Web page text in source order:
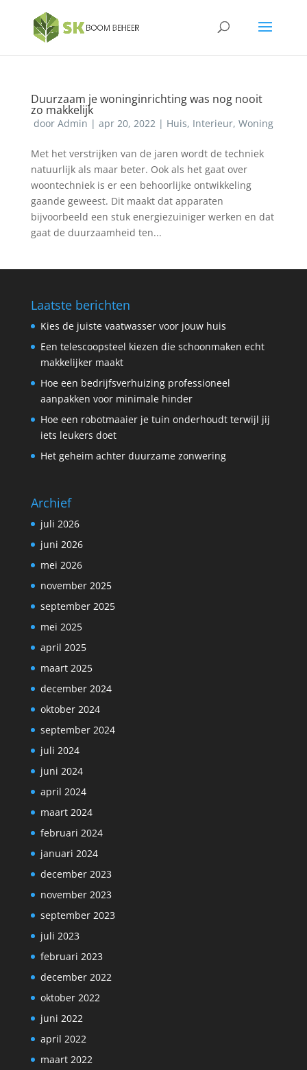
Duurzaam je woninginrichting was nog nooit
zo makkelijk
door Admin | apr 20, 2022| Huis, Interieur, Woning
Met het verstrijken van de jaren wordt de techniek
natuurlijk als maar beter. Ook als het gaat over
woontechniek is er een behoorlijke ontwikkeling
gaande geweest. Dit maakt dat apparaten
bijvoorbeeld een stuk energiezuiniger werken en dat
gaat de duurzaamheid ten...
Laatste berichten
Kies de juiste vaatwasser voor jouw huis
Een telescoopsteel kiezen die schoonmaken echt
makkelijker maakt
Hoe een bedrijfsverhuizing professioneel
aanpakken voor minimale hinder
Hoe een robotmaaier je tuin onderhoudt terwijl jij
iets leukers doet
Het geheim achter duurzame zonwering
Archief
juli 2026
juni 2026
mei 2026
november 2025
september 2025
mei 2025
april 2025
maart 2025
december 2024
oktober 2024
september 2024
juli 2024
juni 2024
april 2024
maart 2024
februari 2024
januari 2024
december 2023
november 2023
september 2023
juli 2023
februari 2023
december 2022
oktober 2022
juni 2022
april 2022
maart 2022